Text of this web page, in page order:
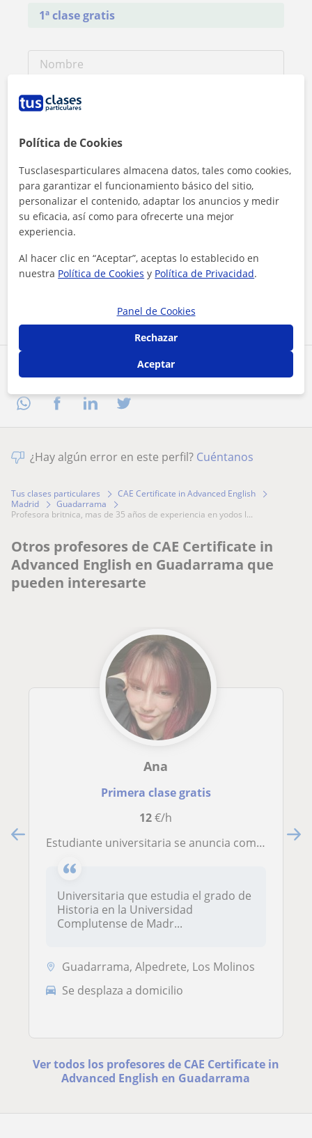
Comparte a este profesor
1ª clase gratis
Al hacer clic, aceptas nuestroaviso legaly deprivacidad
¿Hay algún error en este perfil? Cuéntanos
Tus clases particulares
CAE Certificate in Advanced English
Madrid
Guadarrama
profesora britnica, mas de 35 años de experiencia en yodos l...
Otros profesores de CAE Certificate in
Advanced English en Guadarrama que
pueden interesarte
Ana
Primera clase gratis
12€/h
Estudiante universitaria se anuncia como profesora de inglés a niños de primaria y la ESO
Universitaria que estudia el grado de
Historia en la Universidad
Complutense de Madr...
Guadarrama, Alpedrete, Los Molinos
Se desplaza a domicilio
Ver todos los profesores de CAE Certificate in
Advanced English en Guadarrama
Política de Cookies
Tusclasesparticulares almacena datos, tales como cookies,
para garantizar el funcionamiento básico del sitio,
personalizar el contenido, adaptar los anuncios y medir
su eficacia, así como para ofrecerte una mejor
experiencia.
Al hacer clic en “Aceptar”, aceptas lo establecido en
nuestra Política de Cookies y Política de Privacidad.
Panel de Cookies
Rechazar
Aceptar